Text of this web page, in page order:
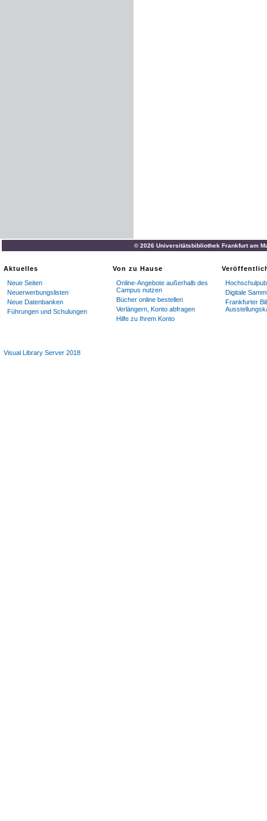
© 2026 Universitätsbibliothek Frankfurt am
Aktuelles
Neue Seiten
Neuerwerbungslisten
Neue Datenbanken
Führungen und Schulungen
Von zu Hause
Online-Angebote außerhalb des
Campus nutzen
Bücher online bestellen
Verlängern, Konto abfragen
Hilfe zu Ihrem Konto
Digitale
Frankfurter
Visual Library Server 2018